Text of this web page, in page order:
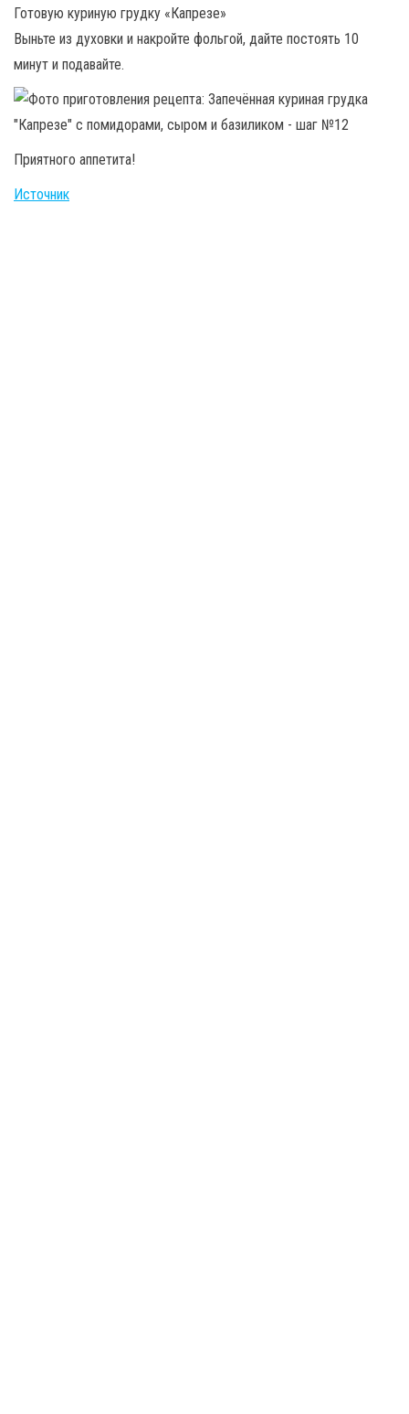
Готовую куриную грудку «Капрезе»
Выньте из духовки и накройте фольгой, дайте постоять 10
минут и подавайте.
Приятного аппетита!
Источник